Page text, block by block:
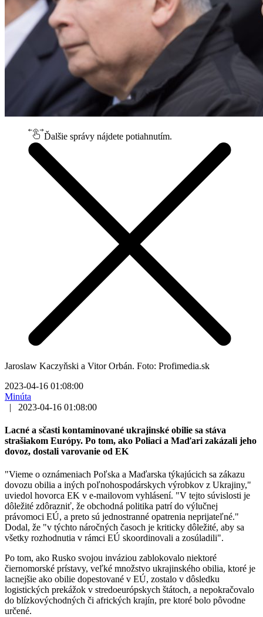
Ďalšie správy nájdete potiahnutím.
Jaroslaw Kaczyňski a Vitor Orbán. Foto: Profimedia.sk
2023-04-16 01:08:00
Minúta
|
2023-04-16 01:08:00
Lacné a sčasti kontaminované ukrajinské obilie sa stáva
strašiakom Európy. Po tom, ako Poliaci a Maďari zakázali jeho
dovoz, dostali varovanie od EK
"Vieme o oznámeniach Poľska a Maďarska týkajúcich sa zákazu
dovozu obilia a iných poľnohospodárskych výrobkov z Ukrajiny,"
uviedol hovorca EK v e-mailovom vyhlásení. "V tejto súvislosti je
dôležité zdôrazniť, že obchodná politika patrí do výlučnej
právomoci EÚ, a preto sú jednostranné opatrenia neprijateľné."
Dodal, že "v týchto náročných časoch je kriticky dôležité, aby sa
všetky rozhodnutia v rámci EÚ skoordinovali a zosúladili".
Po tom, ako Rusko svojou inváziou zablokovalo niektoré
čiernomorské prístavy, veľké množstvo ukrajinského obilia, ktoré je
lacnejšie ako obilie dopestované v EÚ, zostalo v dôsledku
logistických prekážok v stredoeurópskych štátoch, a nepokračovalo
do blízkovýchodných či afrických krajín, pre ktoré bolo pôvodne
určené.